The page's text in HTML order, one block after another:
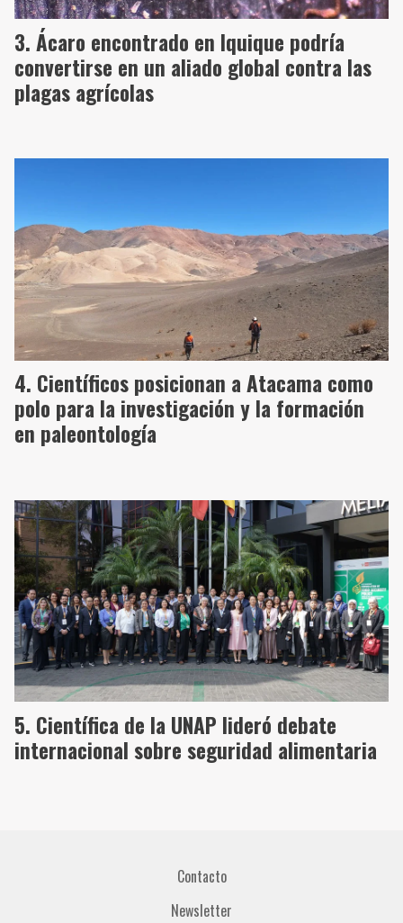
Ácaro encontrado en Iquique podría
convertirse en un aliado global contra las
plagas agrícolas
Científicos posicionan a Atacama como
polo para la investigación y la formación
en paleontología
Científica de la UNAP lideró debate
internacional sobre seguridad alimentaria
Contacto
Newsletter